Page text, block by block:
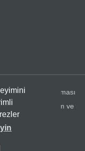
çoğaltılması
| Reklam ve